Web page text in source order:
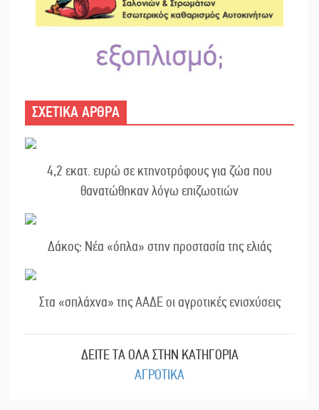
ΣΧΕΤΙΚΑ ΑΡΘΡΑ
4,2 εκατ. ευρώ σε κτηνοτρόφους για ζώα που
θανατώθηκαν λόγω επιζωοτιών
Δάκος: Νέα «όπλα» στην προστασία της ελιάς
Στα «σπλάχνα» της ΑΑΔΕ οι αγροτικές ενισχύσεις
ΔΕΙΤΕ ΤΑ ΟΛΑ ΣΤΗΝ ΚΑΤΗΓΟΡΙΑ
ΑΓΡΟΤΙΚΑ